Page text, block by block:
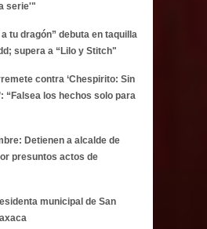
serie'"
tu dragón” debuta en taquilla
supera a “Lilo y Stitch"
contra ‘Chespirito: Sin
“Falsea los hechos solo para
Detienen a alcalde de
presuntos actos de
municipal de San